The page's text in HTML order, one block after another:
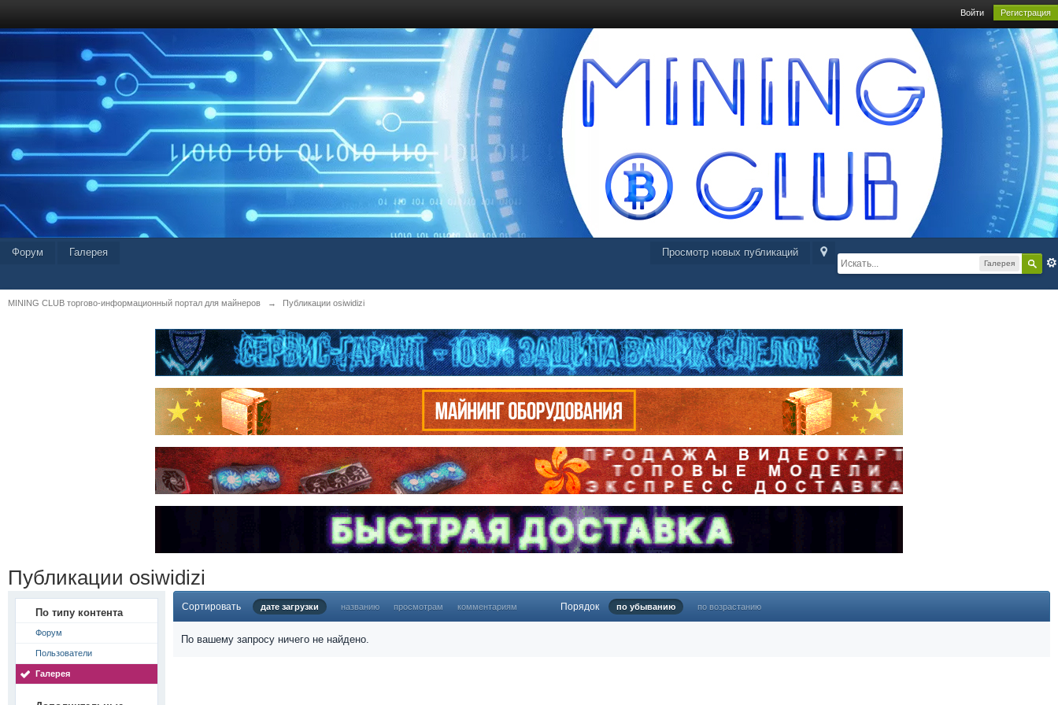
Войти Регистрация
Галерея
Просмотр новых публикаций
Форум Галерея
MINING CLUB торгово-информационный портал для майнеров → Публикации osiwidizi
Публикации osiwidizi
По типу контента
Форум
Пользователи
Галерея
Сортировать дате загрузки названию просмотрам комментариям Порядок по убыванию по возрастанию
По вашему запросу ничего не найдено.